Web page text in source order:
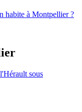
habite à Montpellier ?
sous